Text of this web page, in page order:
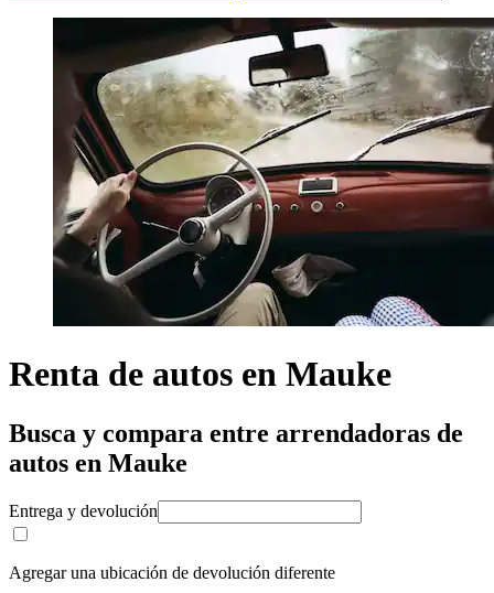
Renta de autos en Mauke
Busca y compara entre arrendadoras de
autos en Mauke
Entrega y devolución
Agregar una ubicación de devolución diferente